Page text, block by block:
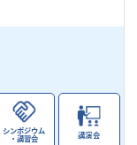
シンポジウム
・講習会 講演会